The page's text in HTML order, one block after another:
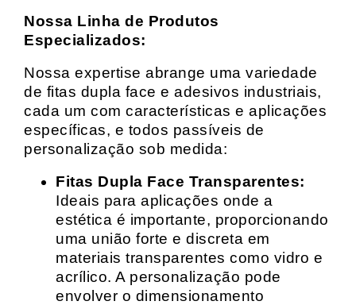
Nossa Linha de Produtos
Especializados:
Nossa expertise abrange uma variedade
de fitas dupla face e adesivos industriais,
cada um com características e aplicações
específicas, e todos passíveis de
personalização sob medida:
Fitas Dupla Face Transparentes:
Ideais para aplicações onde a
estética é importante, proporcionando
uma união forte e discreta em
materiais transparentes como vidro e
acrílico. A personalização pode
envolver o dimensionamento